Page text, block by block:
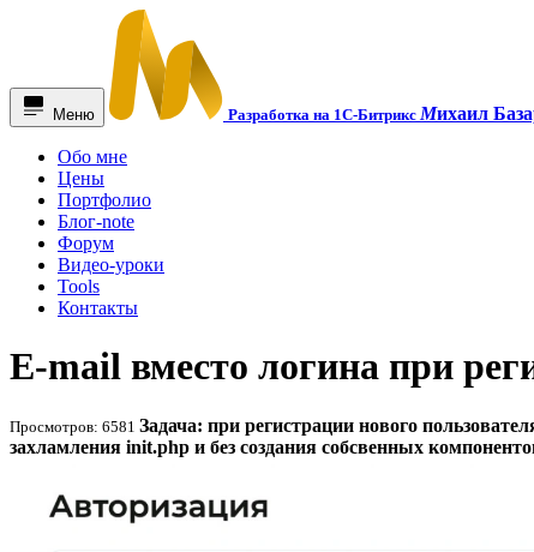
Меню Разработка на 1С-БитриксМихаил
Обо мне
Цены
Портфолио
Блог-note
Форум
Видео-уроки
Tools
Контакты
E-mail вместо логина при
Просмотров: 6581 Задача: при регистрации нового
захламления init.php и без создания собсвенных